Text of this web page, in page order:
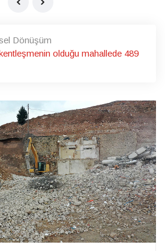
Dönüşüm
olduğu mahallede 489